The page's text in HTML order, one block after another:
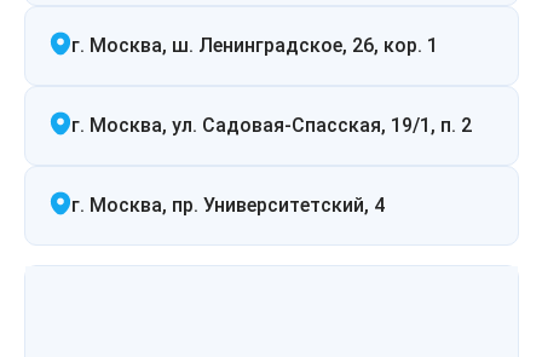
г. Москва, ш. Ленинградское, 26, кор. 1
г. Москва, ул. Садовая-Спасская, 19/1, п. 2
г. Москва, пр. Университетский, 4
Лазерное лечение ринофимы
Интимное лазерное омоложение
Лазерная подтяжка кожи живота